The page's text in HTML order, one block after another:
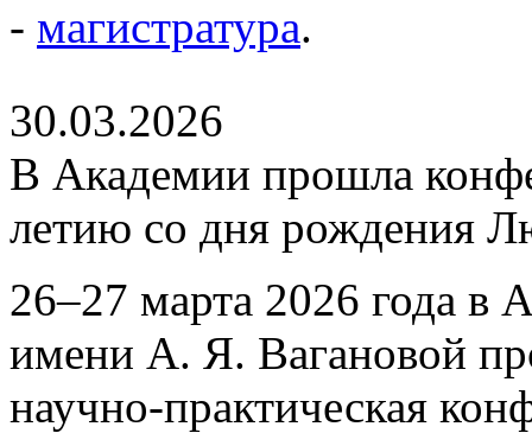
- магистратура.
30.03.2026
В Академии прошла
летию со дня рождения
26–27 марта 2026 года в
имени А. Я. Вагановой
научно-практическая